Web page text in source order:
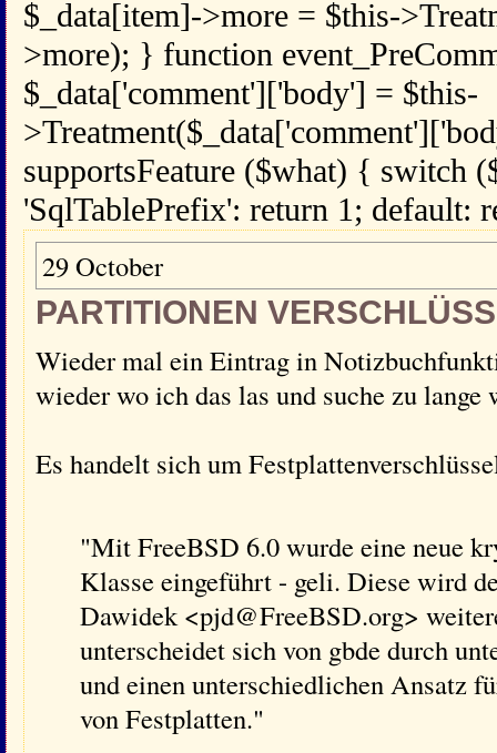
$_data[item]->more = $this-
>more); } function
$_data['comment']['body'] = $this-
supportsFeature ($what) { switch
'SqlTablePrefix': return 1; default:
29 October
PARTITIONEN
Wieder mal ein Eintrag in
wieder wo ich das las und suche zu lange
Es handelt sich um
"Mit FreeBSD 6.0 wurde eine neue
Klasse eingeführt - geli. Diese wird
Dawidek <pjd@FreeBSD.org>
unterscheidet sich von gbde durch
und einen unterschiedlichen Ansatz
von Festplatten."